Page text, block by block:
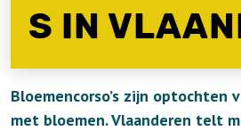
S IN
Bloemencorso’s zijn optochten
met bloemen. Vlaanderen telt